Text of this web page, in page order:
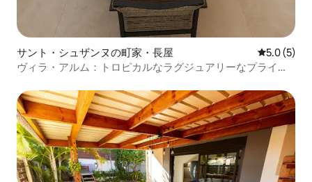
サント・シュザンヌの町家・長屋 レビュー5
5.0 (5)
ヴィラ・アルム：トロピカルなラグジュアリーなプライベ